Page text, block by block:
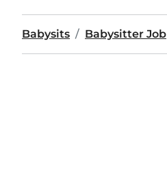
Babysits Babysitter Job